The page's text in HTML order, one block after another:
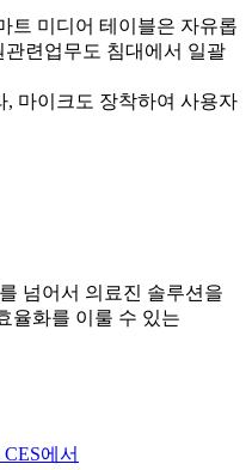
트 미디어 테이블은 자유롭
관련업무도 침대에서 일괄
, 마이크도 장착하여 사용자
넘어서 의료진 솔루션을
율화를 이룰 수 있는
에서